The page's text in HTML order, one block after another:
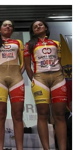
ljutnje.
kasnije donijeti
nego što nešto
VAŽNU